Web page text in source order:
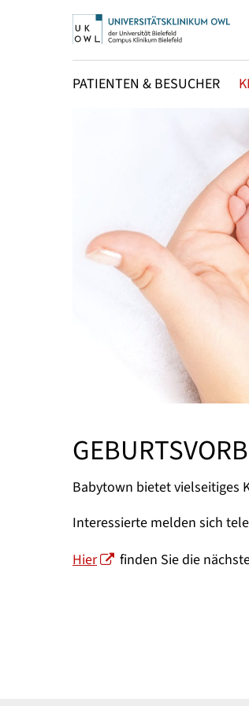
PATIENTEN & BESUCHER
Babytown bietet vielseitiges
Interessierte melden sich
Hier
finden Sie die